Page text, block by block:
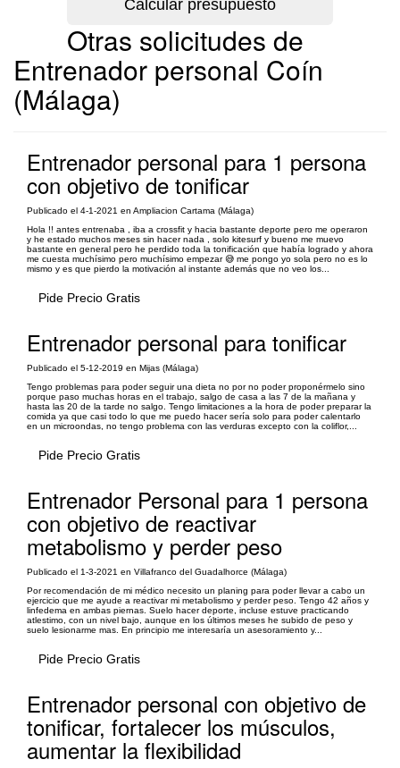
Otras solicitudes de
Entrenador personal Coín
(Málaga)
Entrenador personal para 1 persona
con objetivo de tonificar
Publicado el 4-1-2021 en Ampliacion Cartama (Málaga)
Hola !! antes entrenaba , iba a crossfit y hacia bastante deporte pero me operaron
y he estado muchos meses sin hacer nada , solo kitesurf y bueno me muevo
bastante en general pero he perdido toda la tonificación que había logrado y ahora
me cuesta muchísimo pero muchísimo empezar 😅 me pongo yo sola pero no es lo
mismo y es que pierdo la motivación al instante además que no veo los...
Pide Precio Gratis
Entrenador personal para tonificar
Publicado el 5-12-2019 en Mijas (Málaga)
Tengo problemas para poder seguir una dieta no por no poder proponérmelo sino
porque paso muchas horas en el trabajo, salgo de casa a las 7 de la mañana y
hasta las 20 de la tarde no salgo. Tengo limitaciones a la hora de poder preparar la
comida ya que casi todo lo que me puedo hacer sería solo para poder calentarlo
en un microondas, no tengo problema con las verduras excepto con la coliflor,...
Pide Precio Gratis
Entrenador Personal para 1 persona
con objetivo de reactivar
metabolismo y perder peso
Publicado el 1-3-2021 en Villafranco del Guadalhorce (Málaga)
Por recomendación de mi médico necesito un planing para poder llevar a cabo un
ejercicio que me ayude a reactivar mi metabolismo y perder peso. Tengo 42 años y
linfedema en ambas piernas. Suelo hacer deporte, incluse estuve practicando
atlestimo, con un nivel bajo, aunque en los últimos meses he subido de peso y
suelo lesionarme mas. En principio me interesaría un asesoramiento y...
Pide Precio Gratis
Entrenador personal con objetivo de
tonificar, fortalecer los músculos,
aumentar la flexibilidad